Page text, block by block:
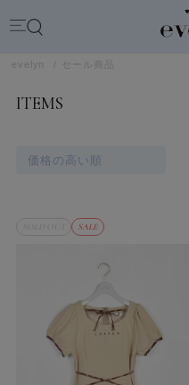
evelyn セール商品
ITEMS
価格の高い順
SALE